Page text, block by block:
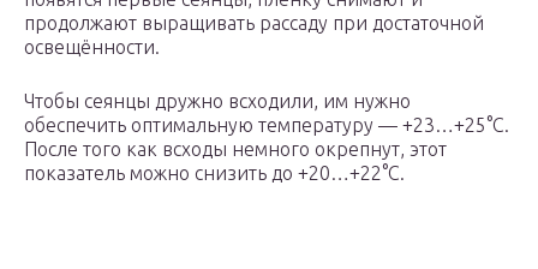
продолжают выращивать рассаду при достаточной
освещённости.
Чтобы сеянцы дружно всходили, им нужно
обеспечить оптимальную температуру — +23…+25°С.
После того как всходы немного окрепнут, этот
показатель можно снизить до +20…+22°С.